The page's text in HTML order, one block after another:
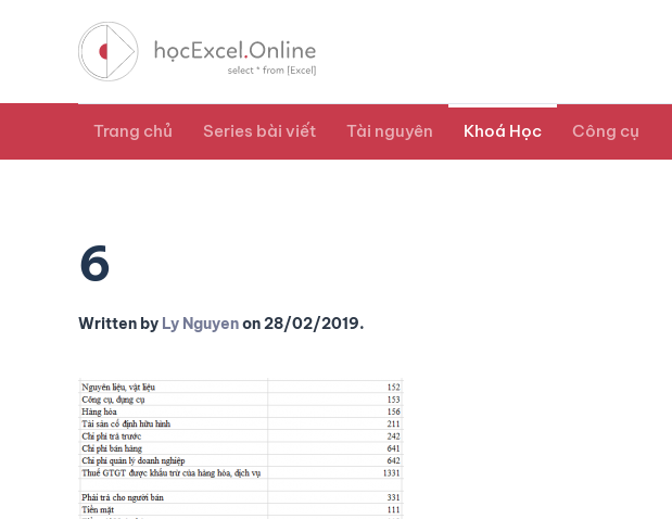
Trang chủ Series bài viết Tài nguyên Khoá Học Công cụ
6
Written by Ly Nguyenon28/02/2019.